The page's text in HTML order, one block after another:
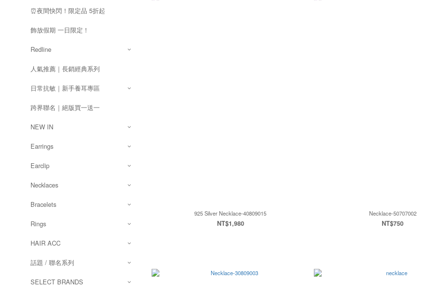
⏰夜間快閃！限定品 5折起
飾放假期 一日限定！
Redline
人氣推薦｜長銷經典系列
日常抗敏｜新手養耳專區
跨界聯名｜絕版買一送一
NEW IN
Earrings
Earclip
Necklaces
Bracelets
Rings
HAIR ACC
話題 / 聯名系列
SELECT BRANDS
925 Silver Necklace-40809015
NT$1,980
Necklace-50707002
NT$750